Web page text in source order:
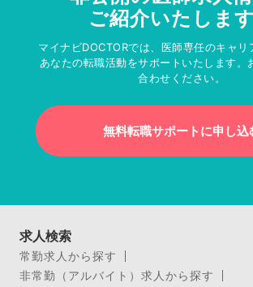
ご紹介いたします
マイナビDOCTORでは、医師専任のキャリ
あなたの転職活動をサポートいたします。
合わせください。
無料転職サポートに申し込
求人検索
常勤求人から探す
非常勤（アルバイト）求人から探す